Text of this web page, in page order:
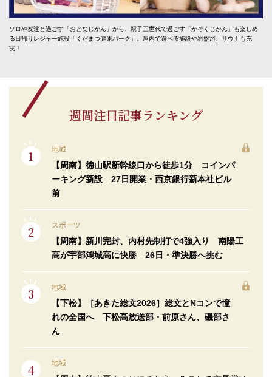
ソロや友達と過ごす「おとなじかん」から、親子三世代で過ごす「かぞくじかん」も楽しめ
る日帰りレジャー施設「くだまつ健康パーク」。屋内で遊べる施設や岩盤浴、サウナも充
実！
週間注目記事ランキング
地域
【周南】徳山駅新幹線口から徒歩1分 コインパ
ーキング新設 27日開業・西京銀行新本社ビル
前
スポーツ
【周南】新川完封、内村先制打で4強入り 南陽工
高が宇部鴻城高に快勝 26日・準決勝へ挑む
地域
【下松】［あきた総文2026］総文とNコンで憧
れの全国へ 下松高放送部・前原さん、磯部さ
ん
地域